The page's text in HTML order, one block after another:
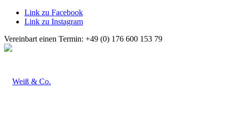
Link zu Facebook
Link zu Instagram
Vereinbart einen Termin: +49 (0) 176 600 153 79